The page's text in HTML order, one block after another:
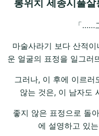
롱위치 세종시풀
「……
마술사라기 보다 산적이
운 얼굴의 표정을 일그러
그러나, 이 후에 이르러
않는 것은, 이 남자도
좋지 않은 표정으로 돌
에 설영하고 있